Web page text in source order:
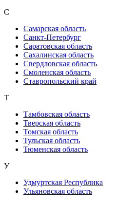
С
Самарская область
Санкт-Петербург
Саратовская область
Сахалинская область
Свердловская область
Смоленская область
Ставропольский край
Т
Тамбовская область
Тверская область
Томская область
Тульская область
Тюменская область
У
Удмуртская Республика
Ульяновская область